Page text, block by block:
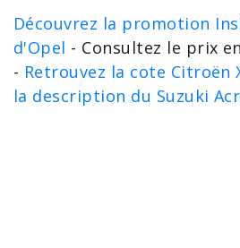
Découvrez la promotion
d'Opel - Consultez le prix
- Retrouvez la cote Citroën
la description du Suzuki